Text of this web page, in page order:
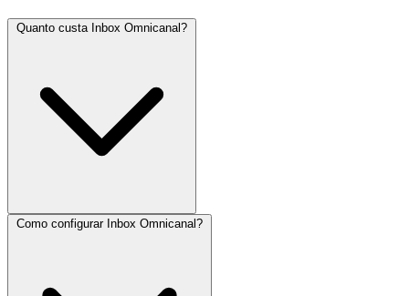
Quanto custa Inbox Omnicanal?
Como configurar Inbox Omnicanal?